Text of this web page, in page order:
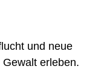
und neue
erleben.